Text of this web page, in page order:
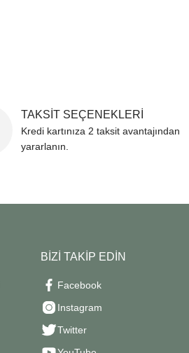
TAKSİT SEÇENEKLERİ
Kredi kartınıza 2 taksit avantajından
yararlanın.
BİZİ TAKİP EDİN
Facebook
Instagram
Twitter